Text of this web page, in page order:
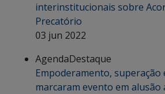
interinstitucionais sobre
Precatório
03 jun 2022
AgendaDestaque
Empoderamento, superação
marcaram evento em alusão